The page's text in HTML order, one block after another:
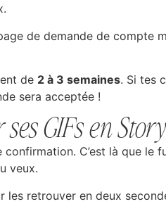
de demande de compte
de 2 à 3 semaines. Si tes
sera acceptée !
GIFs en
C’est là que le
veux.
les retrouver en deux